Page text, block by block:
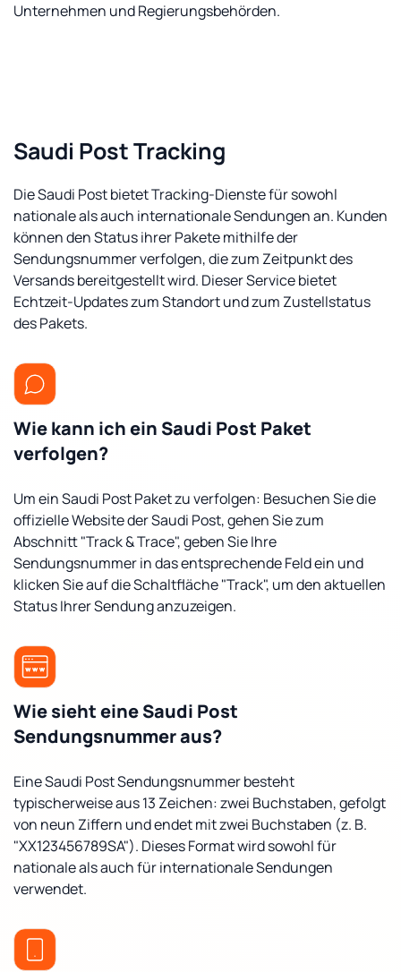
Unternehmen und Regierungsbehörden.
Saudi Post Tracking
Die Saudi Post bietet Tracking-Dienste für sowohl
nationale als auch internationale Sendungen an. Kunden
können den Status ihrer Pakete mithilfe der
Sendungsnummer verfolgen, die zum Zeitpunkt des
Versands bereitgestellt wird. Dieser Service bietet
Echtzeit-Updates zum Standort und zum Zustellstatus
des Pakets.
Wie kann ich ein Saudi Post Paket
verfolgen?
Um ein Saudi Post Paket zu verfolgen: Besuchen Sie die
offizielle Website der Saudi Post, gehen Sie zum
Abschnitt "Track & Trace", geben Sie Ihre
Sendungsnummer in das entsprechende Feld ein und
klicken Sie auf die Schaltfläche "Track", um den aktuellen
Status Ihrer Sendung anzuzeigen.
Wie sieht eine Saudi Post
Sendungsnummer aus?
Eine Saudi Post Sendungsnummer besteht
typischerweise aus 13 Zeichen: zwei Buchstaben, gefolgt
von neun Ziffern und endet mit zwei Buchstaben (z. B.
"XX123456789SA"). Dieses Format wird sowohl für
nationale als auch für internationale Sendungen
verwendet.